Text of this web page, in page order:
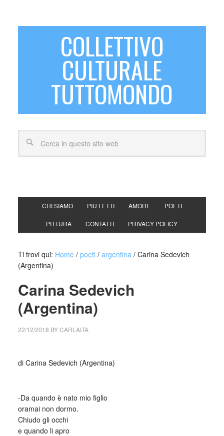
COLLETTIVO
CULTURALE
TUTTOMONDO
CHI SIAMO PIÙ LETTI AMORE POETI
PITTURA CONTATTI PRIVACY POLICY
Ti trovi qui: Home / poeti / argentina /Carina Sedevich
(Argentina)
Carina Sedevich
(Argentina)
22/12/2018 BYCARLAITA
di Carina Sedevich (Argentina)
-Da quando è nato mio figlio
oramai non dormo.
Chiudo gli occhi
e quando li apro